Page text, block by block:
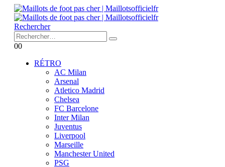
Rechercher
00
RÉTRO
AC Milan
Arsenal
Atletico Madrid
Chelsea
FC Barcelone
Inter Milan
Juventus
Liverpool
Marseille
Manchester United
PSG